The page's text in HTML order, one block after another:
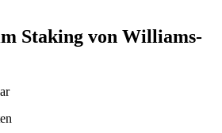
Staking von Williams-